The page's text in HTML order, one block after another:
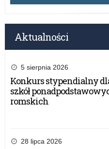
Aktualności
5 sierpnia 2026
Konkurs stypendialny
szkół
romskich
28 lipca 2026